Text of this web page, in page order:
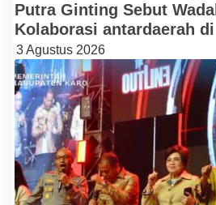
Putra Ginting Sebut
Kolaborasi antardaerah
3 Agustus 2026